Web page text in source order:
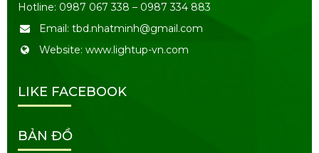
Hotline: 0987 067 338 – 0987 334 883
Email: tbd.nhatminh@gmail.com
Website: www.lightup-vn.com
LIKE FACEBOOK
BẢN ĐỒ